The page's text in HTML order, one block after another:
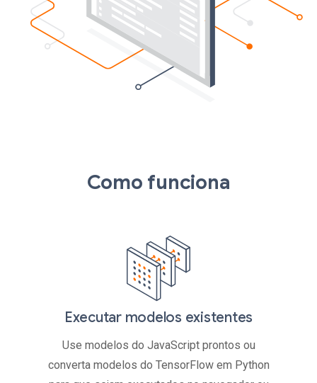
Como funciona
Executar modelos existentes
Use modelos do JavaScript prontos ou
converta modelos do TensorFlow em Python